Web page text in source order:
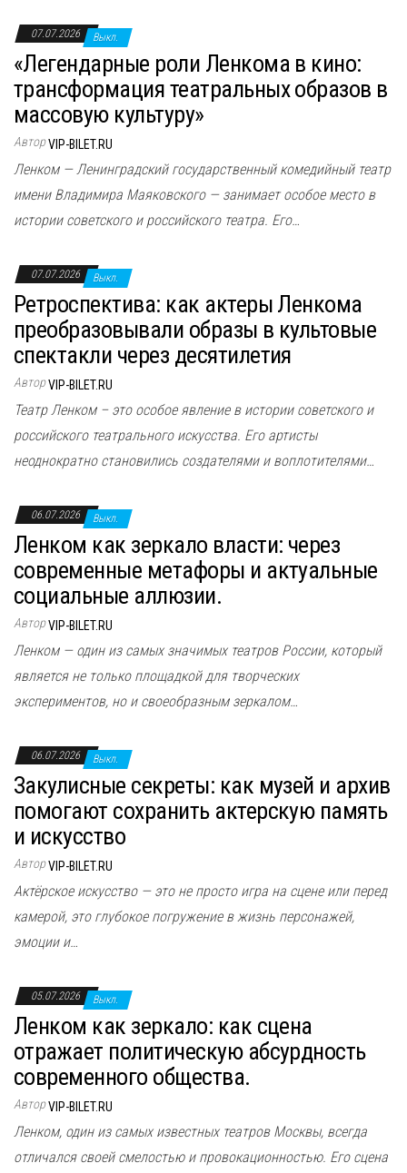
07.07.2026 Выкл.
«Легендарные роли Ленкома в кино:
трансформация театральных образов в
массовую культуру»
АвторVIP-BILET.RU
Ленком — Ленинградский государственный комедийный театр
имени Владимира Маяковского — занимает особое место в
истории советского и российского театра. Его…
07.07.2026 Выкл.
Ретроспектива: как актеры Ленкома
преобразовывали образы в культовые
спектакли через десятилетия
АвторVIP-BILET.RU
Театр Ленком – это особое явление в истории советского и
российского театрального искусства. Его артисты
неоднократно становились создателями и воплотителями…
06.07.2026 Выкл.
Ленком как зеркало власти: через
современные метафоры и актуальные
социальные аллюзии.
АвторVIP-BILET.RU
Ленком — один из самых значимых театров России, который
является не только площадкой для творческих
экспериментов, но и своеобразным зеркалом…
06.07.2026 Выкл.
Закулисные секреты: как музей и архив
помогают сохранить актерскую память
и искусство
АвторVIP-BILET.RU
Актёрское искусство — это не просто игра на сцене или перед
камерой, это глубокое погружение в жизнь персонажей,
эмоции и…
05.07.2026 Выкл.
Ленком как зеркало: как сцена
отражает политическую абсурдность
современного общества.
АвторVIP-BILET.RU
Ленком, один из самых известных театров Москвы, всегда
отличался своей смелостью и провокационностью. Его сцена